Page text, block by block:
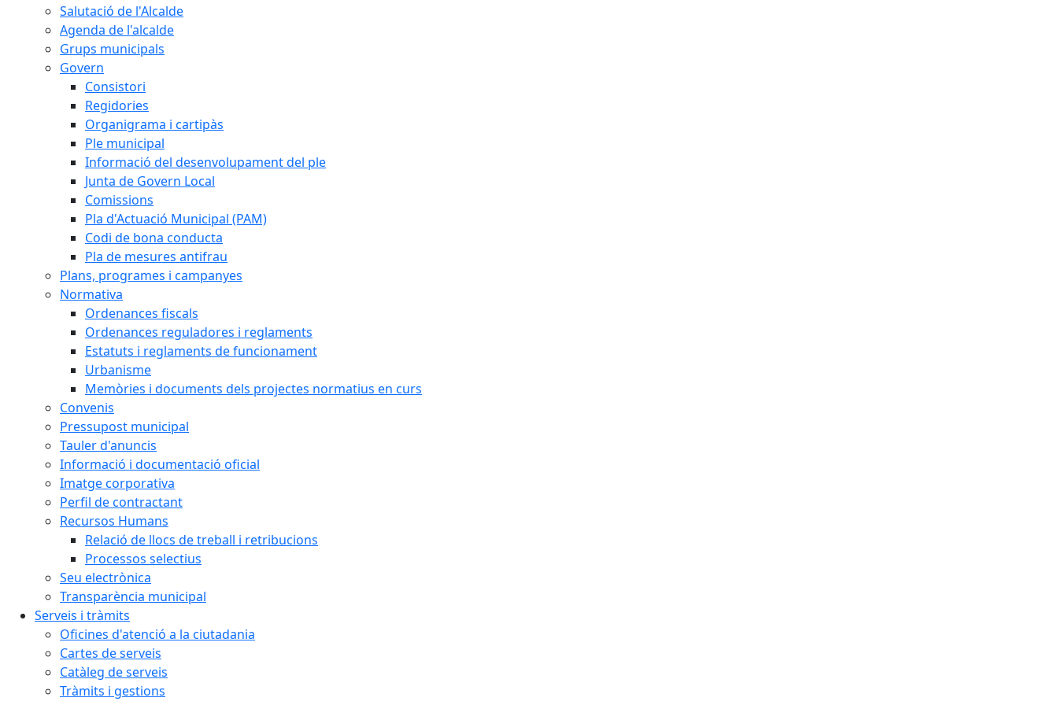
Salutació de l'Alcalde
Agenda de l'alcalde
Grups municipals
Govern
Consistori
Regidories
Organigrama i cartipàs
Ple municipal
Informació del desenvolupament del ple
Junta de Govern Local
Comissions
Pla d'Actuació Municipal (PAM)
Codi de bona conducta
Pla de mesures antifrau
Plans, programes i campanyes
Normativa
Ordenances fiscals
Ordenances reguladores i reglaments
Estatuts i reglaments de funcionament
Urbanisme
Memòries i documents dels projectes normatius en curs
Convenis
Pressupost municipal
Tauler d'anuncis
Informació i documentació oficial
Imatge corporativa
Perfil de contractant
Recursos Humans
Relació de llocs de treball i retribucions
Processos selectius
Seu electrònica
Transparència municipal
Serveis i tràmits
Oficines d'atenció a la ciutadania
Cartes de serveis
Catàleg de serveis
Tràmits i gestions